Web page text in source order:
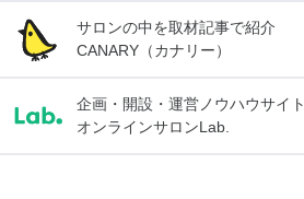
サロンの中を取材記事で紹介
CANARY（カナリー）
企画・開設・運営ノウハウサイト
オンラインサロンLab.